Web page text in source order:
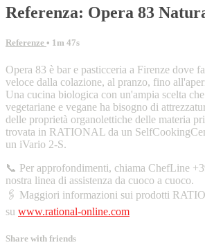
Referenza: Opera 83
Referenze • 1m 47s
Opera 83 è bar e pasticceria a Firenze dove
veloce dalla colazione, al pranzo, fino
Una cucina biologica con un'ampia scelta
vegetariane e vegane ha bisogno di
delle proprietà organolettiche delle materia
trovata in RATIONAL da un
un iVario 2-S.
📞 Per approfondimenti, chiama ChefLine
nostra linea di assistenza da cuoco a cuoco.
🖇️ Maggiori informazioni sui prodotti
su www.rational-online.com
Share with friends